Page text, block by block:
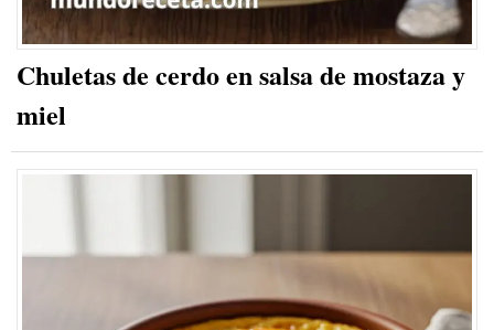
Chuletas de cerdo en salsa de mostaza y
miel